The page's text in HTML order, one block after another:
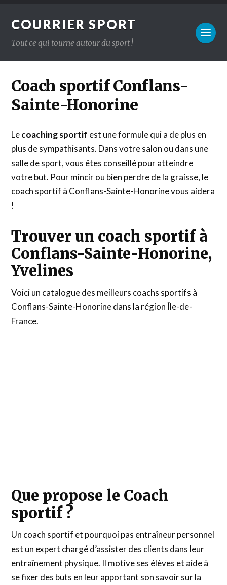
COURRIER SPORT
Tout ce qui tourne autour du sport !
Coach sportif Conflans-
Sainte-Honorine
Lecoaching sportif est une formule qui a de plus en
plus de sympathisants. Dans votre salon ou dans une
salle de sport, vous êtes conseillé pour atteindre
votre but. Pour mincir ou bien perdre de la graisse, le
coach sportif à Conflans-Sainte-Honorine vous aidera
!
Trouver un coach sportif à
Conflans-Sainte-Honorine,
Yvelines
Voici un catalogue des meilleurs coachs sportifs à
Conflans-Sainte-Honorine dans la région Île-de-
France.
Que propose le Coach
sportif ?
Un coach sportif et pourquoi pas entraîneur personnel
est un expert chargé d’assister des clients dans leur
entraînement physique. Il motive ses élèves et aide à
se fixer des buts en leur apportant son savoir sur la